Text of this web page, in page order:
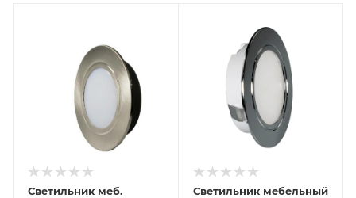
Светильник меб.
Светильник мебельный